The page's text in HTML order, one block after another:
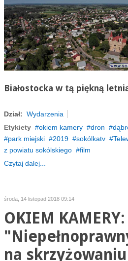
Białostocka w tą piękną
Dział: Wydarzenia
Etykiety
okiem kamery dron
park miejski
2019 sokólkatv
z powiatu sokólskiego
film
Czytaj dalej...
środa, 14 listopad 2018 09:14
OKIEM KAMERY:
na